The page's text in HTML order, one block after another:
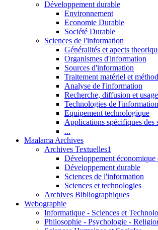
Développement durable
Environnement
Economie Durable
Société Durable
Sciences de l'information
Généralités et apects
Organismes d'information
Sources d'information
Traitement matériel et
Analyse de l'information
Recherche, diffusion et
Technologies de
Equipement technologique
Applications spécifiques des
...
Maalama Archives
Archives Textuelles1
Développement économique
Développement durable
Sciences de l'information
Sciences et technologies
Archives Bibliographiques
Webographie
Informatique - Sciences et
Philosophie - Psychologie -